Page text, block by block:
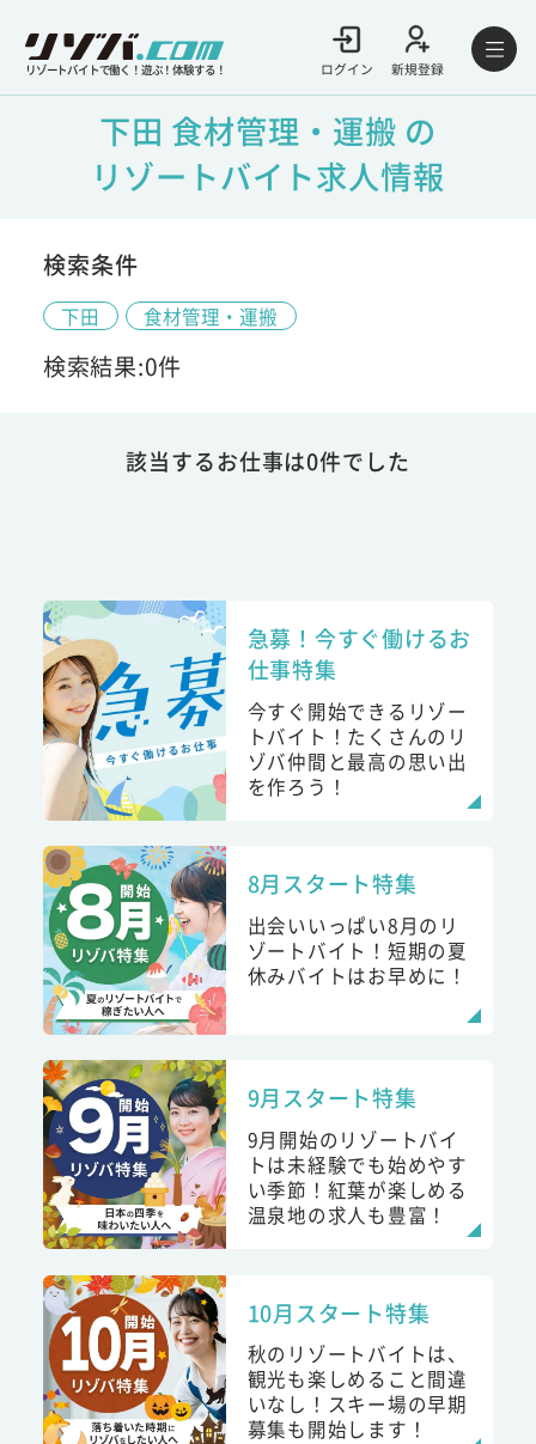
リゾートバイトで働く！遊ぶ！体験する！ ログイン 新規登録
下田 食材管理・運搬 の
リゾートバイト求人情報
検索条件
下田 食材管理・運搬
検索結果:0件
該当するお仕事は0件でした
急募！今すぐ働けるお
仕事特集
今すぐ開始できるリゾー
トバイト！たくさんのリ
ゾバ仲間と最高の思い出
を作ろう！
8月スタート特集
出会いいっぱい8月のリ
ゾートバイト！短期の夏
休みバイトはお早めに！
9月スタート特集
9月開始のリゾートバイ
トは未経験でも始めやす
い季節！紅葉が楽しめる
温泉地の求人も豊富！
10月スタート特集
秋のリゾートバイトは、
観光も楽しめること間違
いなし！スキー場の早期
募集も開始します！